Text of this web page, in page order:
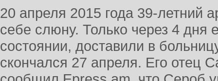
20 апреля 2015 года 39-летний
себе слюну. Только через 4 дня
состоянии, доставили в
скончался 27 апреля. Его отец